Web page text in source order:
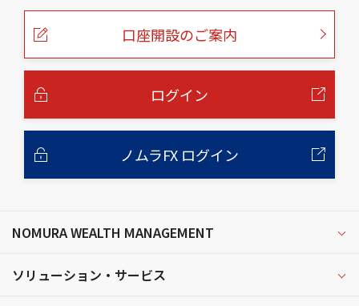
口座開設のご案内
ログイン
ノムラFX ログイン
NOMURA WEALTH MANAGEMENT
ソリューション・サービス